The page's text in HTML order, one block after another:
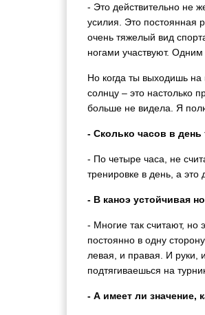
- Это действительно не
усилия. Это постоянная
очень тяжелый вид
ногами участвуют.
Но когда ты выходишь на
солнцу – это настолько
больше не видела. Я
- Сколько часов в день
- По четыре часа, не
тренировке в день, а это
- В каноэ устойчивая
- Многие так считают, но
постоянно в одну
левая, и правая. И руки,
подтягиваешься на
- А имеет ли значение,